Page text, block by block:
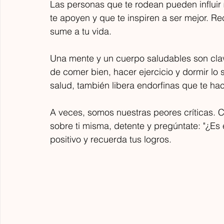
tecnología. Como Official Media Partner,
Las Que Facturan acerca las historias de
las escuderías desde la Ventaja
colaborativa y la Multicomunidad,
también pueden diseñar, liderar,
comunicar y acelerar el futuro.
Las personas que te rodean pueden
te apoyen y que te inspiren a ser mejor.
sume a tu vida.
Una mente y un cuerpo saludables son
de comer bien, hacer ejercicio y dormir lo
salud, también libera endorfinas que te
A veces, somos nuestras peores críticas.
sobre ti misma, detente y pregúntate:
positivo y recuerda tus logros.